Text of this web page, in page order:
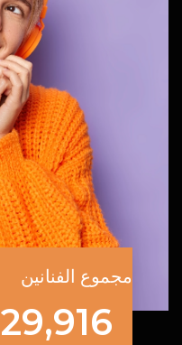
مجموع الفنانين
29,916